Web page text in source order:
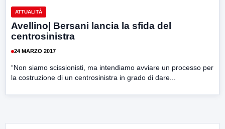
ATTUALITÀ
Avellino| Bersani lancia la sfida del
centrosinistra
24 MARZO 2017
“Non siamo scissionisti, ma intendiamo avviare un processo per
la costruzione di un centrosinistra in grado di dare...